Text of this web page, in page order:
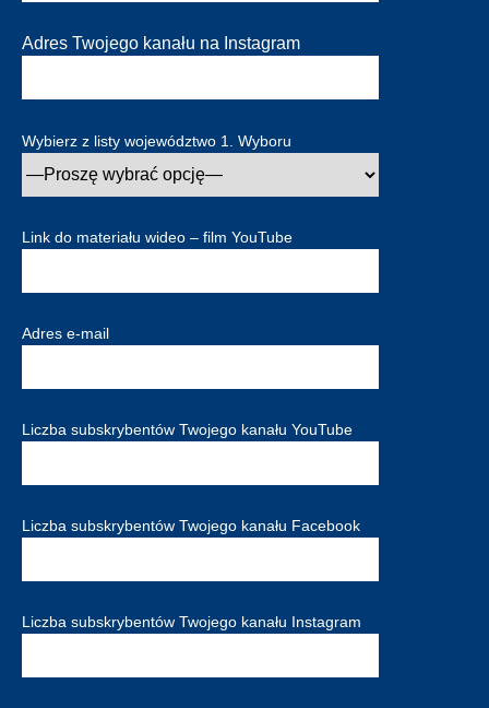
Adres Twojego kanału na Instagram
Wybierz z listy województwo 1. Wyboru
Link do materiału wideo – film YouTube
Adres e-mail
Liczba subskrybentów Twojego kanału YouTube
Liczba subskrybentów Twojego kanału Facebook
Liczba subskrybentów Twojego kanału Instagram